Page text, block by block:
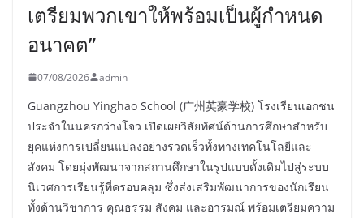
เตรียมพวกเขาให้พร้อมเป็นผู้กำหนด
อนาคต”
07/08/2026 admin
Guangzhou Yinghao School (广州英豪学校) โรงเรียนเอกชน
ประจำในนครกว่างโจว เปิดเผยวิสัยทัศน์ด้านการศึกษาสำหรับ
ยุคแห่งการเปลี่ยนแปลงอย่างรวดเร็วทั้งทางเทคโนโลยีและ
สังคม โดยมุ่งพัฒนาจากสถานศึกษาในรูปแบบดั้งเดิมไปสู่ระบบ
นิเวศการเรียนรู้ที่ครอบคลุม ซึ่งส่งเสริมพัฒนาการของนักเรียน
ทั้งด้านวิชาการ คุณธรรม สังคม และอารมณ์ พร้อมเตรียมความ